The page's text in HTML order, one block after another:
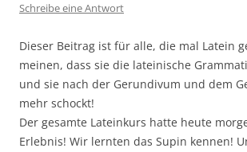
Schreibe eine Antwort
Dieser Beitrag ist für alle, die mal Latein
meinen, dass sie die lateinische
und sie nach der Gerundivum und dem
mehr schockt!
Der gesamte Lateinkurs hatte heute
Erlebnis! Wir lernten das Supin kennen!